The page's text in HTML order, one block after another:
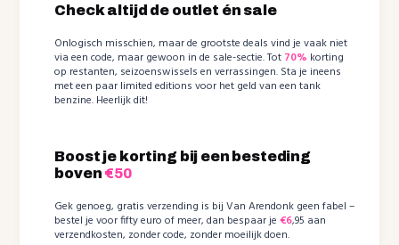
Check altijd de outlet én sale
Onlogisch misschien, maar de grootste deals vind je vaak niet
via een code, maar gewoon in de sale-sectie. Tot 70% korting
op restanten, seizoenswissels en verrassingen. Sta je ineens
met een paar limited editions voor het geld van een tank
benzine. Heerlijk dit!
Boost je korting bij een besteding
boven €50
Gek genoeg, gratis verzending is bij Van Arendonk geen fabel –
bestel je voor fifty euro of meer, dan bespaar je€6,95 aan
verzendkosten, zonder code, zonder moeilijk doen.